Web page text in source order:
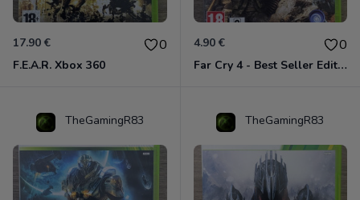
17.90 € 0
F.E.A.R. Xbox 360
4.90 € 0
Far Cry 4 - Best Seller Edition Xbox 360
TheGamingR83 TheGamingR83